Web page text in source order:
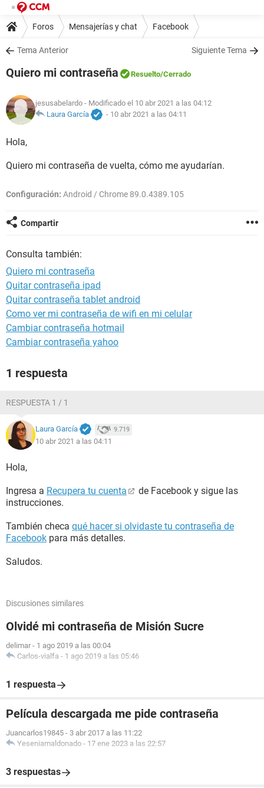
Foros Mensajerías y chat Facebook
Tema Anterior Siguiente Tema
Quiero mi contraseña Resuelto/Cerrado
jesusabelardo - Modificado el 10 abr 2021 a las 04:12
Laura García
- 10 abr 2021 a las 04:11
Hola,
Quiero mi contraseña de vuelta, cómo me ayudarían.
Configuración: Android / Chrome 89.0.4389.105
Compartir
Consulta también:
Quiero mi contraseña
Quitar contraseña ipad
Quitar contraseña tablet android
Como ver mi contraseña de wifi en mi celular
Cambiar contraseña hotmail
Cambiar contraseña yahoo
1 respuesta
RESPUESTA 1 / 1
Laura García 9.719
10 abr 2021 a las 04:11
Hola,
Ingresa a Recupera tu cuenta
de Facebook y sigue las
instrucciones.
También checa qué hacer si olvidaste tu contraseña de
Facebook para más detalles.
Saludos.
Discusiones similares
Olvidé mi contraseña de Misión Sucre
delimar - 1 ago 2019 a las 00:04
Carlos-vialfa - 1 ago 2019 a las 05:46
1 respuesta
Película descargada me pide contraseña
Juancarlos19845 - 3 abr 2017 a las 11:22
Yeseniamaldonado - 17 ene 2023 a las 22:57
3 respuestas